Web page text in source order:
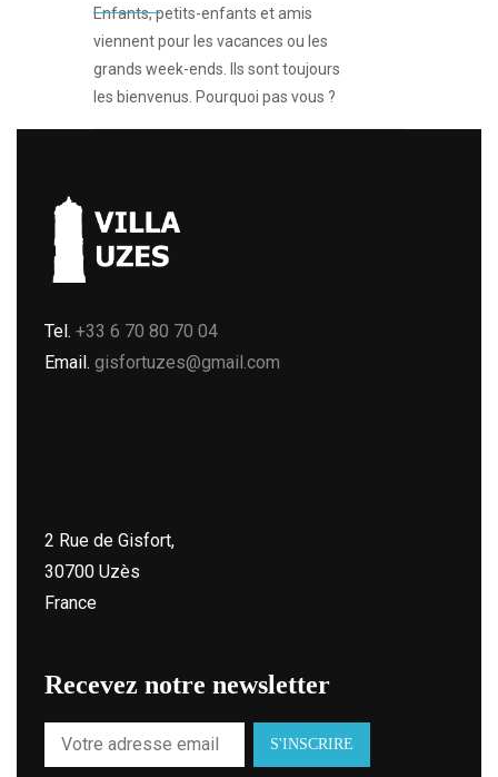
Enfants, petits-enfants et amis
viennent pour les vacances ou les
grands week-ends. Ils sont toujours
les bienvenus. Pourquoi pas vous ?
Tel. +33 6 70 80 70 04
Email. gisfortuzes@gmail.com
2 Rue de Gisfort,
30700 Uzès
France
Recevez notre newsletter